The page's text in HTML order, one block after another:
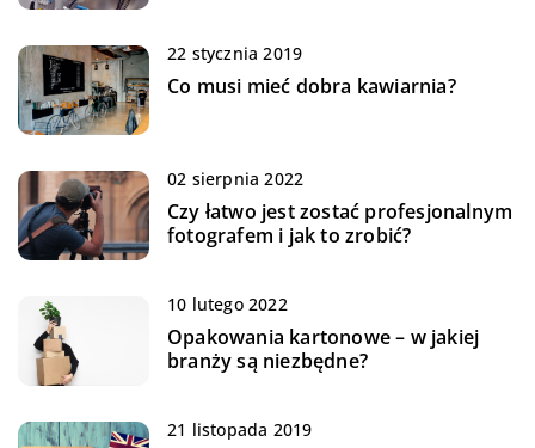
22 stycznia 2019
Co musi mieć dobra kawiarnia?
02 sierpnia 2022
Czy łatwo jest zostać profesjonalnym
fotografem i jak to zrobić?
10 lutego 2022
Opakowania kartonowe – w jakiej
branży są niezbędne?
21 listopada 2019